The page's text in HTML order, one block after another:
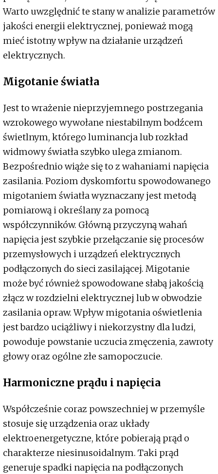
Warto uwzględnić te stany w analizie parametrów
jakości energii elektrycznej, ponieważ mogą
mieć istotny wpływ na działanie urządzeń
elektrycznych.
Migotanie światła
Jest to wrażenie nieprzyjemnego postrzegania
wzrokowego wywołane niestabilnym bodźcem
świetlnym, którego luminancja lub rozkład
widmowy światła szybko ulega zmianom.
Bezpośrednio wiąże się to z wahaniami napięcia
zasilania. Poziom dyskomfortu spowodowanego
migotaniem światła wyznaczany jest metodą
pomiarową i określany za pomocą
współczynników. Główną przyczyną wahań
napięcia jest szybkie przełączanie się procesów
przemysłowych i urządzeń elektrycznych
podłączonych do sieci zasilającej. Migotanie
może być również spowodowane słabą jakością
złącz w rozdzielni elektrycznej lub w obwodzie
zasilania opraw. Wpływ migotania oświetlenia
jest bardzo uciążliwy i niekorzystny dla ludzi,
powoduje powstanie uczucia zmęczenia, zawroty
głowy oraz ogólne złe samopoczucie.
Harmoniczne prądu i napięcia
Współcześnie coraz powszechniej w przemyśle
stosuje się urządzenia oraz układy
elektroenergetyczne, które pobierają prąd o
charakterze niesinusoidalnym. Taki prąd
generuje spadki napięcia na podłączonych